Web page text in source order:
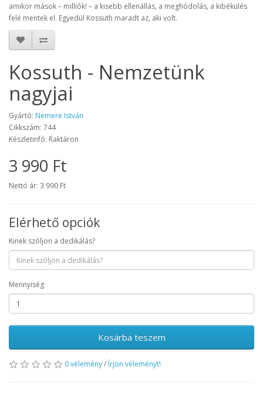
amikor mások – milliók! – a kisebb ellenállás, a meghódolás, a kibékülés
felé mentek el. Egyedül Kossuth maradt az, aki volt.
Kossuth - Nemzetünk
nagyjai
Gyártó: Nemere István
Cikkszám: 744
Készletinfó: Raktáron
3 990 Ft
Nettó ár: 3 990 Ft
Elérhető opciók
Kinek szóljon a dedikálás?
Mennyiség
Kosárba teszem
0 vélemény/ Írjon véleményt!